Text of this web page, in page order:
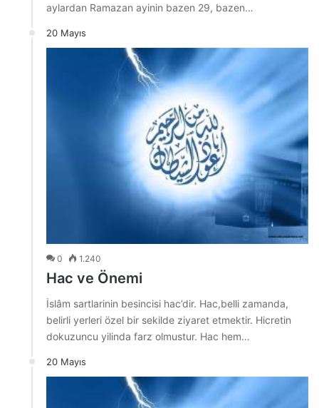
aylardan Ramazan ayinin bazen 29, bazen…
20 Mayıs
0 1.240
Hac ve Önemi
İslâm sartlarinin besincisi hac’dir. Hac,belli zamanda,
belirli yerleri özel bir sekilde ziyaret etmektir. Hicretin
dokuzuncu yilinda farz olmustur. Hac hem…
20 Mayıs